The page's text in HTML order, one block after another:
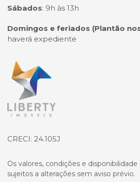
Sábados: 9h às 13h
Domingos e feriados (Plantão
haverá expediente
Página inicial
CRECI: 24.105J
Os valores, condições e
sujeitos a alterações sem aviso prévio.